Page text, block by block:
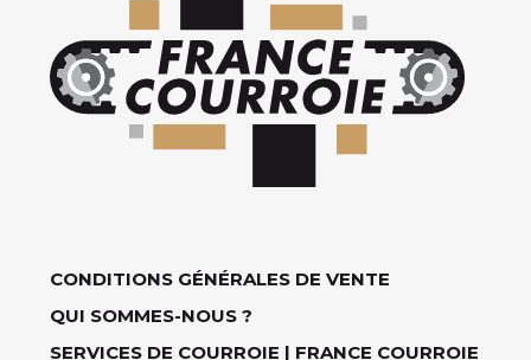
CONDITIONS GÉNÉRALES DE VENTE
QUI SOMMES-NOUS ?
SERVICES DE COURROIE | FRANCE COURROIE